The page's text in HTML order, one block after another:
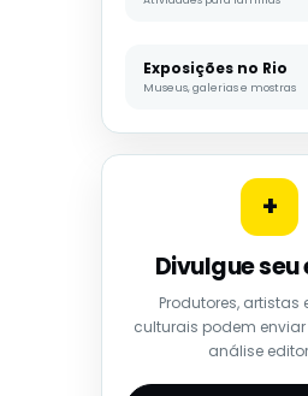
Exposições no Rio
Museus, galerias e mostras
+
Divulgue
Produtores, artistas
culturais podem
análise